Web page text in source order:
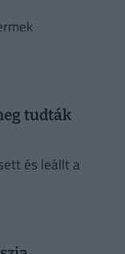
tudták
és leállt a